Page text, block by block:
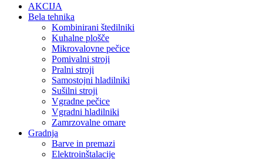
AKCIJA
Bela tehnika
Kombinirani štedilniki
Kuhalne plošče
Mikrovalovne pečice
Pomivalni stroji
Pralni stroji
Samostojni hladilniki
Sušilni stroji
Vgradne pečice
Vgradni hladilniki
Zamrzovalne omare
Gradnja
Barve in premazi
Elektroinštalacije